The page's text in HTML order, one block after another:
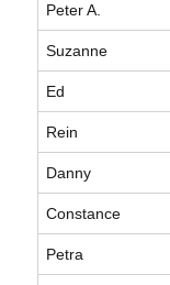
Peter A.
Suzanne
Ed
Rein
Danny
Constance
Petra